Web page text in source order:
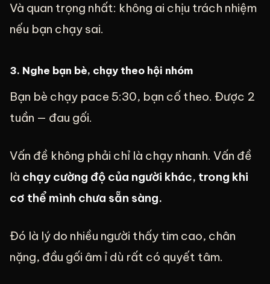
Và quan trọng nhất: không ai chịu trách nhiệm
nếu bạn chạy sai.
3. Nghe bạn bè, chạy theo hội nhóm
Bạn bè chạy pace 5:30, bạn cố theo. Được 2
tuần — đau gối.
Vấn đề không phải chỉ là chạy nhanh. Vấn đề
là chạy cường độ của người khác, trong khi
cơ thể mình chưa sẵn sàng.
Đó là lý do nhiều người thấy tim cao, chân
nặng, đầu gối âm ỉ dù rất có quyết tâm.